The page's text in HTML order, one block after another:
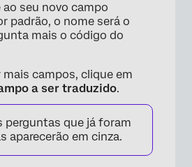
ao seu novo campo
padrão, o nome será o
mais o código do
mais campos, clique em
a ser traduzido.
perguntas que já foram
aparecerão em cinza.